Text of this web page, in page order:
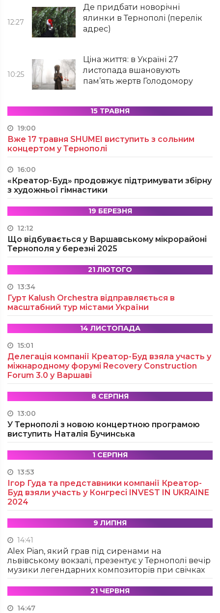
12:27
Де придбати новорічні
ялинки в Тернополі (перелік
адрес)
10:25
Ціна життя: в Україні 27
листопада вшановують
пам’ять жертв Голодомору
15 ТРАВНЯ
19:00
Вже 17 травня SHUMEI виступить з сольним
концертом у Тернополі
16:00
«Креатор-Буд» продовжує підтримувати збірну
з художньої гімнастики
19 БЕРЕЗНЯ
12:12
Що відбувається у Варшавському мікрорайоні
Тернополя у березні 2025
21 ЛЮТОГО
13:34
Гурт Kalush Orchestra відправляється в
масштабний тур містами України
14 ЛИСТОПАДА
15:01
Делегація компанії Креатор-Буд взяла участь у
міжнародному форумі Recovery Construction
Forum 3.0 у Варшаві
8 СЕРПНЯ
13:00
У Тернополі з новою концертною програмою
виступить Наталія Бучинська
1 СЕРПНЯ
13:53
Ігор Гуда та представники компанії Креатор-
Буд взяли участь у Конгресі INVEST IN UKRAINE
2024
9 ЛИПНЯ
14:41
Alex Pian, який грав під сиренами на
львівському вокзалі, презентує у Тернополі вечір
музики легендарних композиторів при свічках
21 ЧЕРВНЯ
14:47